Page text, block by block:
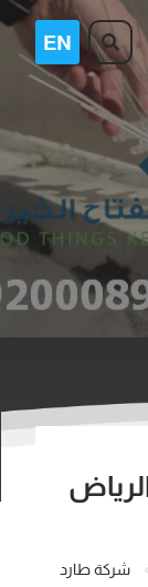
شركة طارد